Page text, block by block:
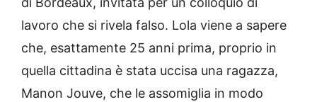
lavoro che si rivela falso. Lola viene a sapere
che, esattamente 25 anni prima, proprio in
quella cittadina è stata uccisa una ragazza,
Manon Jouve, che le assomiglia in modo